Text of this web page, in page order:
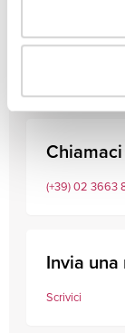
(+39) 02 3663
Invia
Scrivici